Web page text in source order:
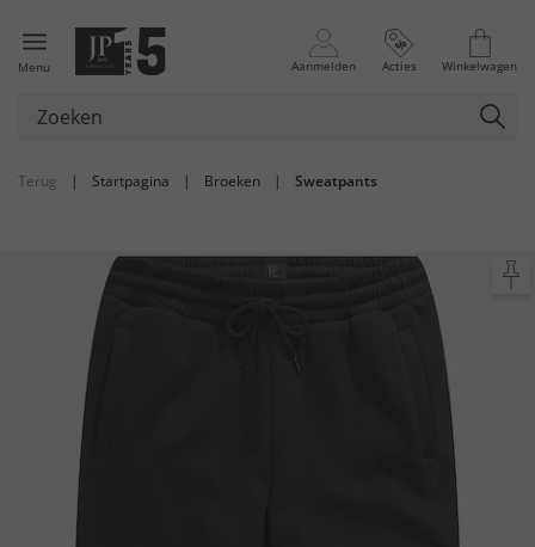
Menu Aanmelden Acties Winkelwagen
Terug | Startpagina | Broeken | Sweatpants